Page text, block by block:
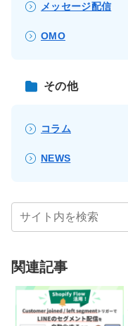
メッセージ配信
OMO
その他
コラム
NEWS
関連記事